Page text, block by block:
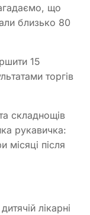
що
близько 80
15
торгів
складнощів
рукавичка:
після
лікарні